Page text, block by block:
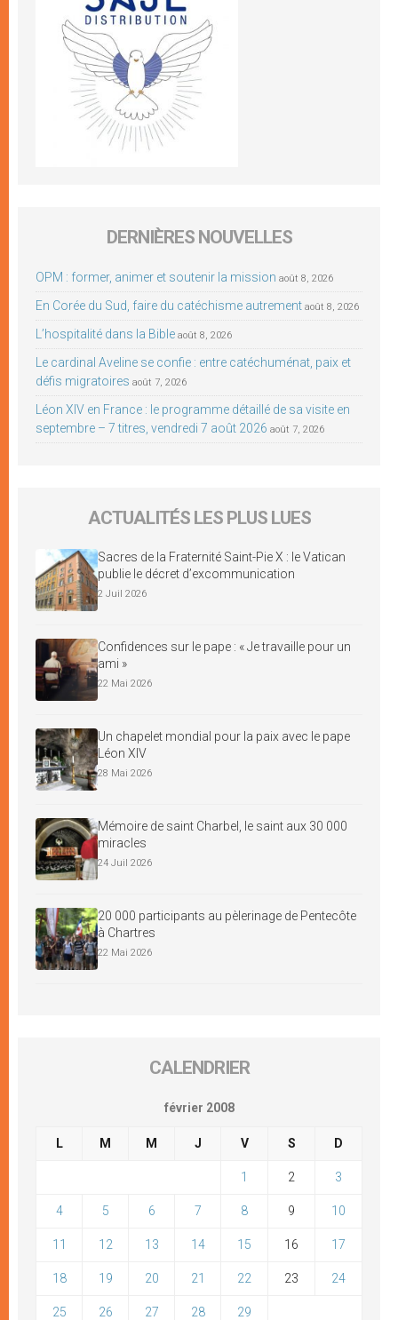
DERNIÈRES NOUVELLES
OPM : former, animer et soutenir la mission août 8, 2026
En Corée du Sud, faire du catéchisme autrement août 8, 2026
L’hospitalité dans la Bible août 8, 2026
Le cardinal Aveline se confie : entre catéchuménat, paix et
défis migratoires août 7, 2026
Léon XIV en France : le programme détaillé de sa visite en
septembre – 7 titres, vendredi 7 août 2026 août 7, 2026
ACTUALITÉS LES PLUS LUES
Sacres de la Fraternité Saint-Pie X : le Vatican
publie le décret d’excommunication
2 Juil 2026
Confidences sur le pape : « Je travaille pour un
ami »
22 Mai 2026
Un chapelet mondial pour la paix avec le pape
Léon XIV
28 Mai 2026
Mémoire de saint Charbel, le saint aux 30 000
miracles
24 Juil 2026
20 000 participants au pèlerinage de Pentecôte
à Chartres
22 Mai 2026
CALENDRIER
février 2008
L M M J V S D
1 2 3
4 5 6 7 8 9 10
11 12 13 14 15 16 17
18 19 20 21 22 23 24
25 26 27 28 29